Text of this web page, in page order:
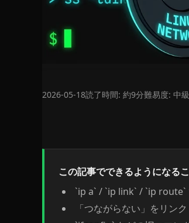
2026-05-18読了時間: 約9分難易度: 中
この記事でできるようになる
`ip a` / `ip link` / `ip route`
「つながらない」をリ